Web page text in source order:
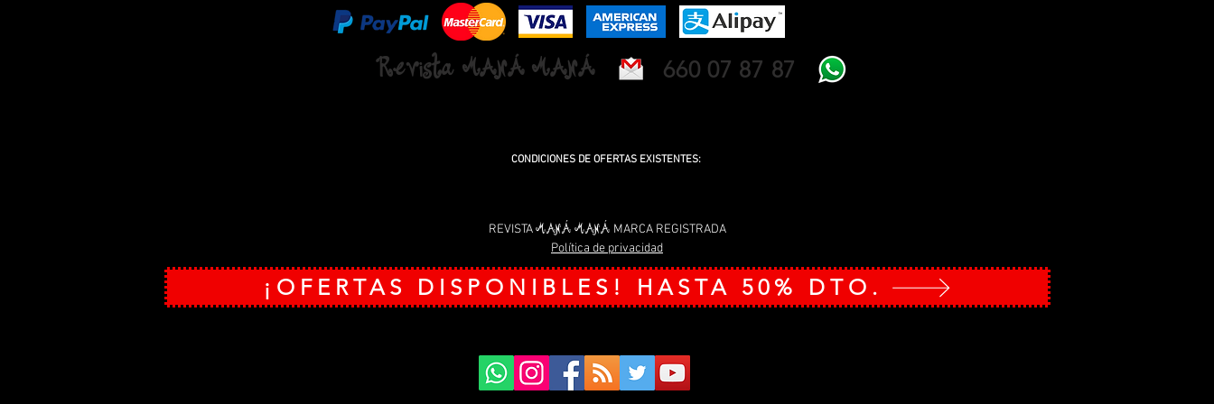
ayudas del Gobierno
Revista MANÁ MANÁ 660 07 87 87
CONDICIONES DE OFERTAS EXISTENTES:
REVISTAMANÁ MANÁ MARCA REGISTRADA
Política de privacidad
¡OFERTAS DISPONIBLES! HASTA 50% DTO.